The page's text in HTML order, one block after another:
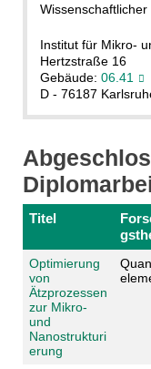
Institut für Mikro-
Hertzstraße 16
Gebäude: 06.41
D - 76187
Titel
Optimierung
von
Ätzprozessen
zur Mikro-
und
Nanostrukturi
erung